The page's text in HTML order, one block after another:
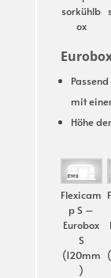
sorkühlb
ox
mit
Höhe
Flexicam
p S –
Eurobox
S
(120mm
)